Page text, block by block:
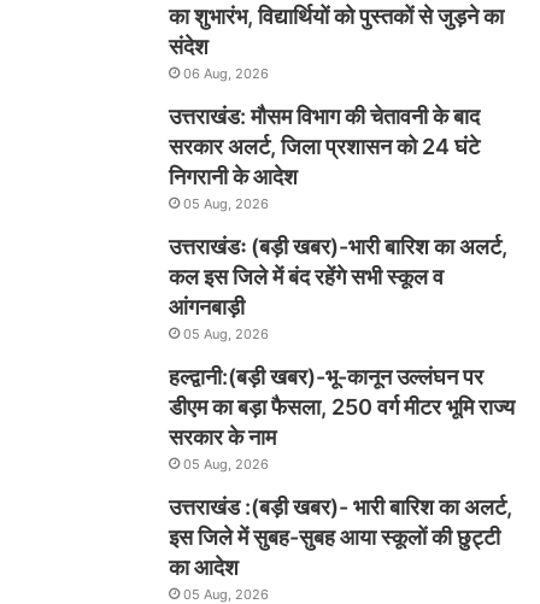
का शुभारंभ, विद्यार्थियों को पुस्तकों से जुड़ने का
संदेश
06 Aug, 2026
उत्तराखंड: मौसम विभाग की चेतावनी के बाद
सरकार अलर्ट, जिला प्रशासन को 24 घंटे
निगरानी के आदेश
05 Aug, 2026
उत्तराखंडः (बड़ी खबर)-भारी बारिश का अलर्ट,
कल इस जिले में बंद रहेंगे सभी स्कूल व
आंगनबाड़ी
05 Aug, 2026
हल्द्वानी:(बड़ी खबर)-भू-कानून उल्लंघन पर
डीएम का बड़ा फैसला, 250 वर्ग मीटर भूमि राज्य
सरकार के नाम
05 Aug, 2026
उत्तराखंड :(बड़ी खबर)- भारी बारिश का अलर्ट,
इस जिले में सुबह-सुबह आया स्कूलों की छुट्टी
का आदेश
05 Aug, 2026